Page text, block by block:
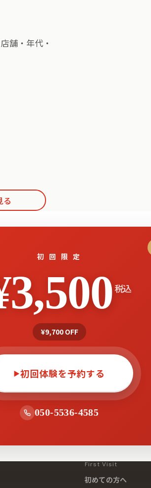
舗・年代・
る
初 回 限 定
税込
¥9,700 OFF
▶初回体験を予約する
050-5536-4585
First Visit
初めての方へ